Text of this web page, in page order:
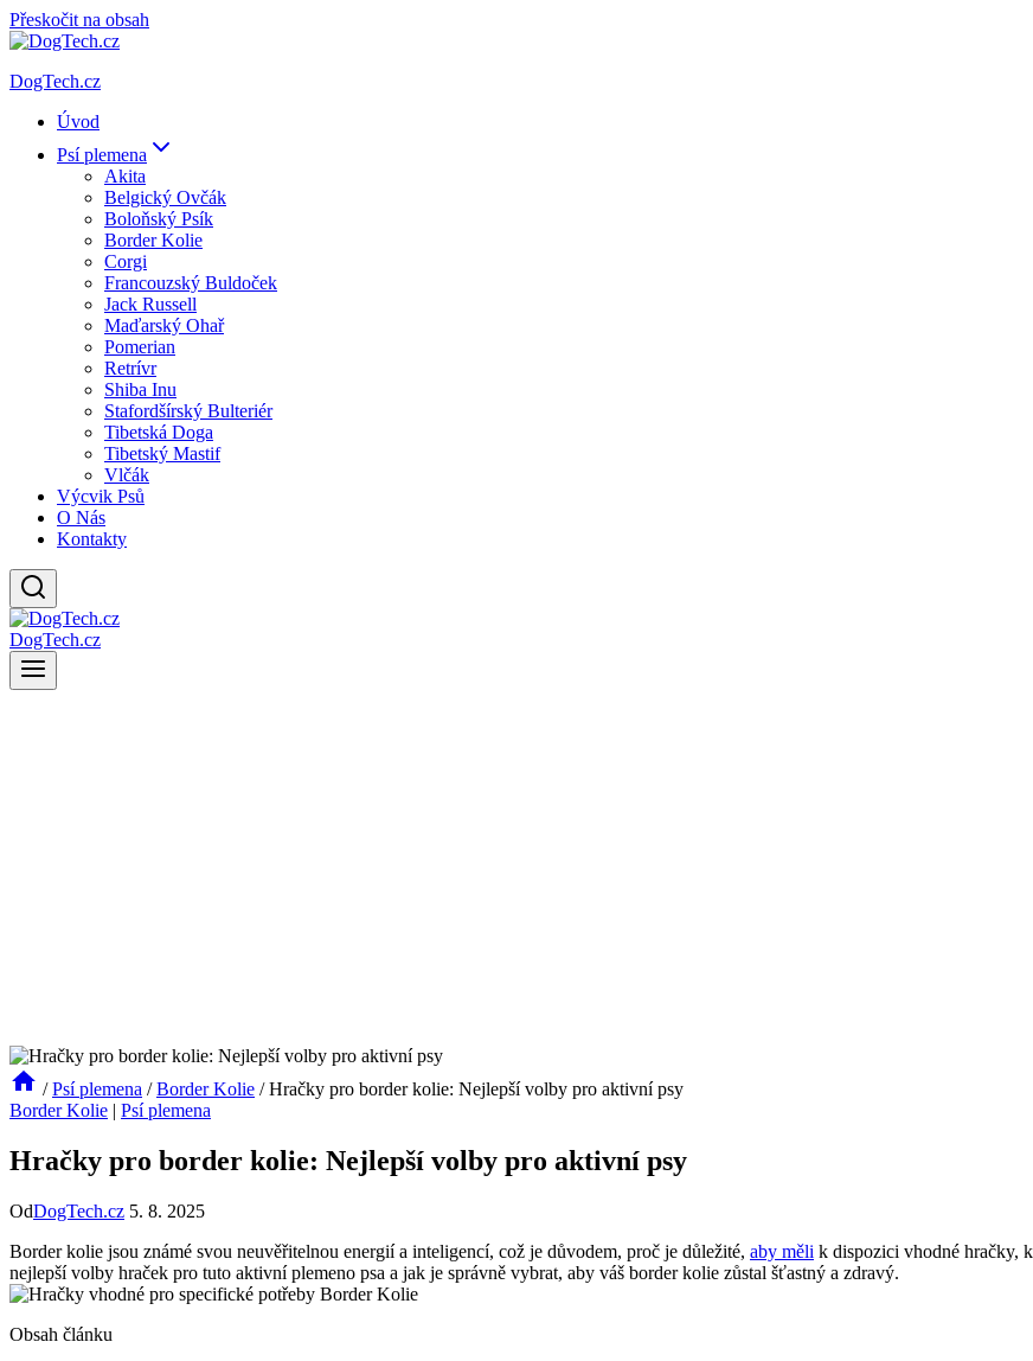
Přeskočit na obsah
DogTech.cz
Úvod
Psí plemena
Akita
Belgický Ovčák
Boloňský Psík
Border Kolie
Corgi
Francouzský Buldoček
Jack Russell
Maďarský Ohař
Pomerian
Retrívr
Shiba Inu
Stafordšírský Bulteriér
Tibetská Doga
Tibetský Mastif
Vlčák
Výcvik Psů
O Nás
Kontakty
DogTech.cz
/ Psí plemena / Border Kolie / Hračky pro border kolie: Nejlepší volby pro aktivní psy
Border Kolie | Psí plemena
Hračky pro border kolie: Nejlepší volby pro aktivní psy
OdDogTech.cz 5. 8. 2025
Border kolie⁣ jsou známé svou neuvěřitelnou ‌energií ⁤a​ inteligencí, což je důvodem, proč je ⁢důležité, aby měli k⁢ dispozici ‌vhodné hračky,‌
nejlepší volby hraček‌ pro tuto aktivní⁢ plemeno psa a ⁢jak⁤ je‍ správně vybrat, aby váš⁢ border ⁤kolie zůstal šťastný a⁢ zdravý.
Obsah článku